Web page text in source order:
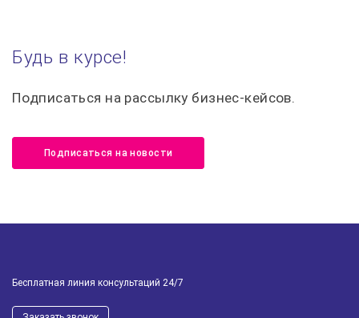
Управленческий учет Лицензии 1С Поддержка 1С
1С:Управление нашей фирмой 8
ИТС Сервисы 1С БИТ.СТРОИТЕЛЬСТВО
Будь в курсе!
Подписаться на рассылку бизнес-кейсов.
Подписаться на новости
Бесплатная линия консультаций 24/7